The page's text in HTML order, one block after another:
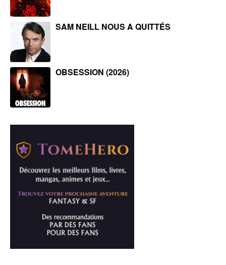
SAM NEILL NOUS A QUITTÉS
OBSESSION (2026)